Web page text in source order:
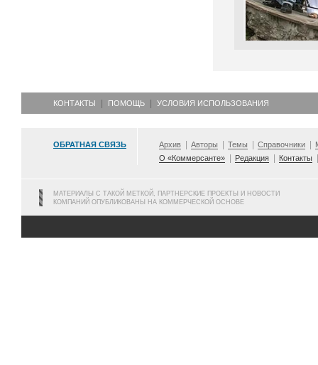
КОНТАКТЫ ПОМОЩЬ УСЛОВИЯ ИСПОЛЬЗОВАНИЯ
ОБРАТНАЯ СВЯЗЬ Архив Авторы Темы Справочники
О «Коммерсанте»
Редакция Контакты
МАТЕРИАЛЫ С ТАКОЙ МЕТКОЙ, ПАРТНЕРСКИЕ ПРОЕКТЫ И НОВОСТИ
КОМПАНИЙ ОПУБЛИКОВАНЫ НА КОММЕРЧЕСКОЙ ОСНОВЕ